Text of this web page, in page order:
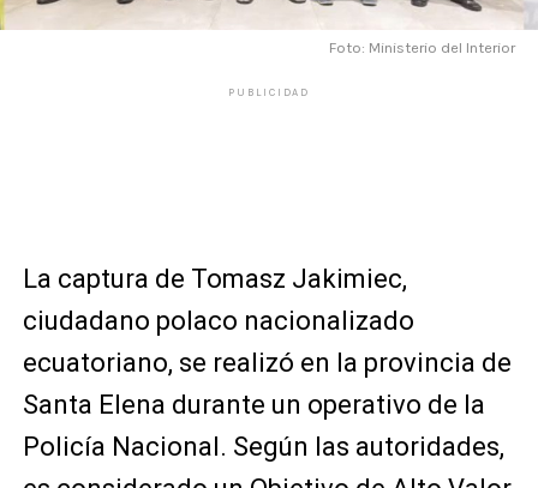
Foto: Ministerio del Interior
PUBLICIDAD
La captura de Tomasz Jakimiec,
ciudadano polaco nacionalizado
ecuatoriano, se realizó en la provincia de
Santa Elena durante un operativo de la
Policía Nacional. Según las autoridades,